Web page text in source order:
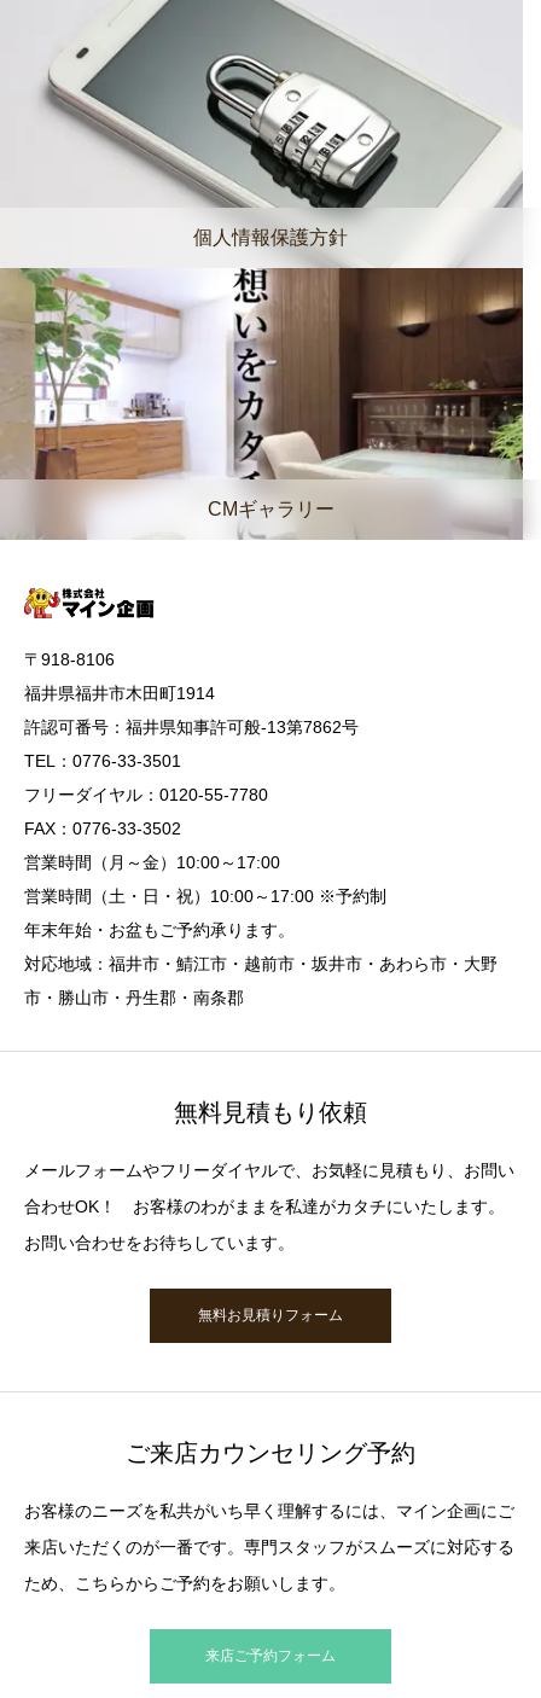
個人情報保護方針
CMギャラリー
〒918-8106
福井県福井市木田町1914
許認可番号：福井県知事許可般-13第7862号
TEL：0776-33-3501
フリーダイヤル：0120-55-7780
FAX：0776-33-3502
営業時間（月～金）10:00～17:00
営業時間（土・日・祝）10:00～17:00 ※予約制
年末年始・お盆もご予約承ります。
対応地域：福井市・鯖江市・越前市・坂井市・あわら市・大野
市・勝山市・丹生郡・南条郡
無料見積もり依頼
メールフォームやフリーダイヤルで、お気軽に見積もり、お問い
合わせOK！ お客様のわがままを私達がカタチにいたします。
お問い合わせをお待ちしています。
無料お見積りフォーム
ご来店カウンセリング予約
お客様のニーズを私共がいち早く理解するには、マイン企画にご
来店いただくのが一番です。専門スタッフがスムーズに対応する
ため、こちらからご予約をお願いします。
来店ご予約フォーム